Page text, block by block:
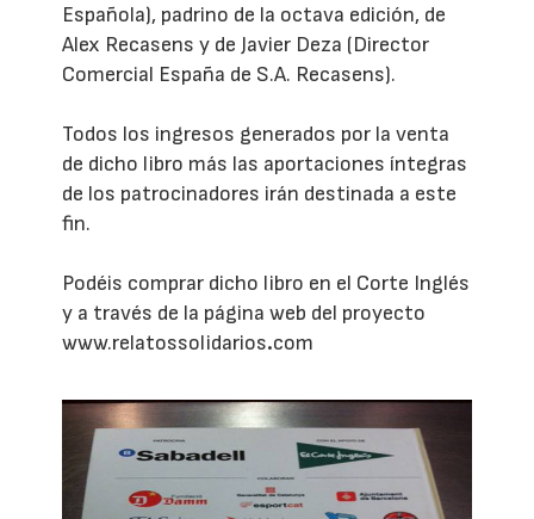
Española), padrino de la octava edición, de
Alex Recasens y de Javier Deza (Director
Comercial España de S.A. Recasens).
Todos los ingresos generados por la venta
de dicho libro más las aportaciones íntegras
de los patrocinadores irán destinada a este
fin.
Podéis comprar dicho libro en el Corte Inglés
y a través de la página web del proyecto
www.relatossolidarios.com